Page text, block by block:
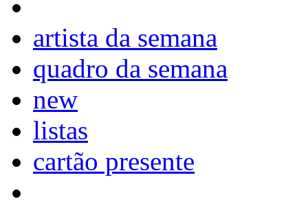
artista da semana
quadro da semana
new
listas
cartão presente